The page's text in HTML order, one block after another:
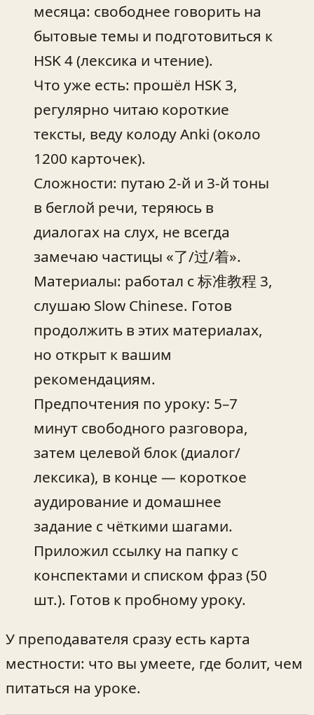
месяца: свободнее говорить на
бытовые темы и подготовиться к
HSK 4 (лексика и чтение).
Что уже есть: прошёл HSK 3,
регулярно читаю короткие
тексты, веду колоду Anki (около
1200 карточек).
Сложности: путаю 2-й и 3-й тоны
в беглой речи, теряюсь в
диалогах на слух, не всегда
замечаю частицы «了/过/着».
Материалы: работал с 标准教程 3,
слушаю Slow Chinese. Готов
продолжить в этих материалах,
но открыт к вашим
рекомендациям.
Предпочтения по уроку: 5–7
минут свободного разговора,
затем целевой блок (диалог/
лексика), в конце — короткое
аудирование и домашнее
задание с чёткими шагами.
Приложил ссылку на папку с
конспектами и списком фраз (50
шт.). Готов к пробному уроку.
У преподавателя сразу есть карта
местности: что вы умеете, где болит, чем
питаться на уроке.